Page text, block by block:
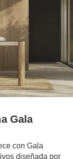
Gala
con Gala
diseñada por